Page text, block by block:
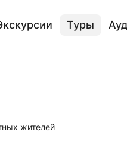
Туры
жителей